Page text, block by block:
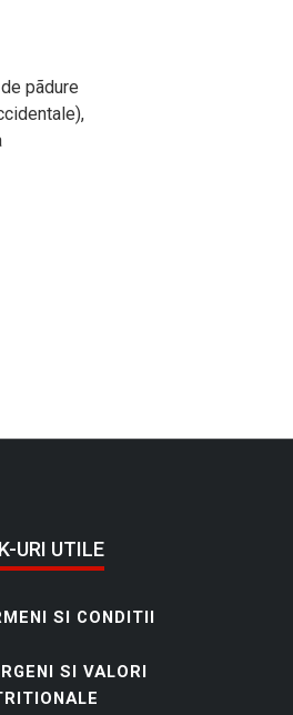
pãdure
URI UTILE
SI CONDITII
SI VALORI